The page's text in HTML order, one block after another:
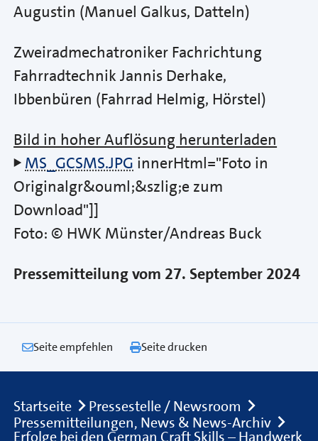
Augustin (Manuel Galkus, Datteln)
Zweiradmechatroniker Fachrichtung
Fahrradtechnik Jannis Derhake,
Ibbenbüren (Fahrrad Helmig, Hörstel)
Bild in hoher Auflösung herunterladen
MS_GCSMS.JPG innerHtml="Foto in
Originalgr&ouml;&szlig;e zum
Download"]]
Foto: © HWK Münster/Andreas Buck
Pressemitteilung vom 27. September 2024
Seite empfehlen Seite drucken
Breadcrumb
Startseite
Pressestelle / Newsroom
Pressemitteilungen, News & News-Archiv
Erfolge bei den German Craft Skills – Handwerk